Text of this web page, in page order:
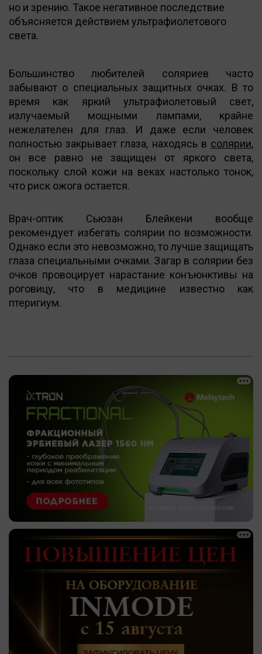
но и зрению. Такое негативное последствие
объясняется действием ультрафиолетового
света.
Большинство любителей соляриев часто
забывают о специальных защитных очках. В то
время как яркий ультрафиолетовый свет,
излучаемый мощными лампами, крайне
нежелателен для глаз. И даже если человек
полностью закрывает глаза, находясь в солярии,
он все равно не защищен от яркого света,
поскольку слой кожи на веках настолько тонок,
что риск ожога остается.
Врач-оптик Сьюзан Блейкени вообще
рекомендует избегать солярии по возможности.
Однако если это невозможно, то лучше защищать
глаза специальными очками. Загар в солярии без
очков провоцирует нарастание конъюнктивы на
роговицу, что в медицине известно как
птеригиум.